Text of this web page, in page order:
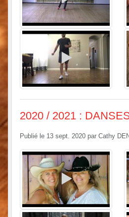
2020 / 2021 :
Publié le 13 sept. 2020 par Cathy